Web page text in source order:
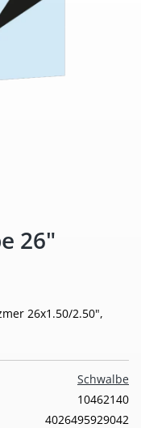
26"
26x1.50/2.50",
Schwalbe
10462140
4026495929042